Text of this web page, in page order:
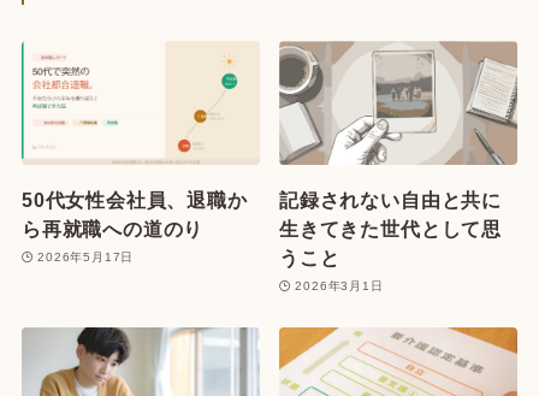
50代女性会社員、退職か
ら再就職への道のり
2026年5月17日
記録されない自由と共に
生きてきた世代として思
うこと
2026年3月1日